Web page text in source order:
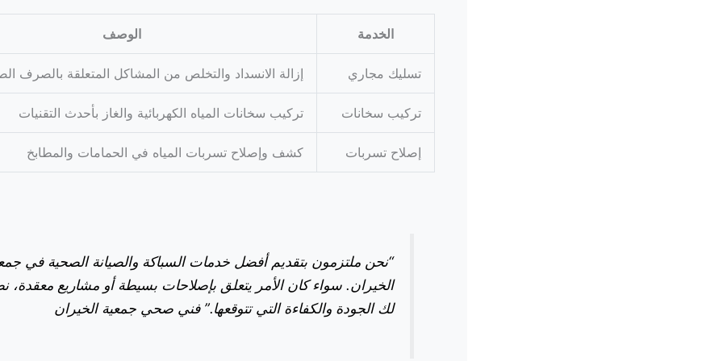
الخدمة الوصف
تسليك مجاري إزالة الانسداد والتخلص من المشاكل المتعلقة بالصرف
تركيب سخانات تركيب سخانات المياه الكهربائية والغاز بأحدث التقنيات
إصلاح تسربات كشف وإصلاح تسربات المياه في الحمامات والمطابخ
“نحن ملتزمون بتقديم أفضل خدمات السباكة والصيانة الصحية في
الخيران. سواء كان الأمر يتعلق بإصلاحات بسيطة أو مشاريع معقدة،
لك الجودة والكفاءة التي تتوقعها.” فني صحي جمعية الخيران